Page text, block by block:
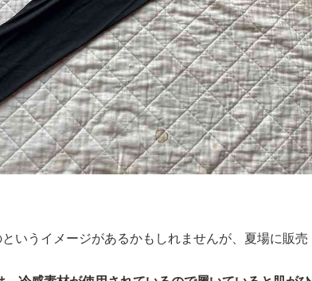
いうイメージがあるかもしれませんが、夏場に販売